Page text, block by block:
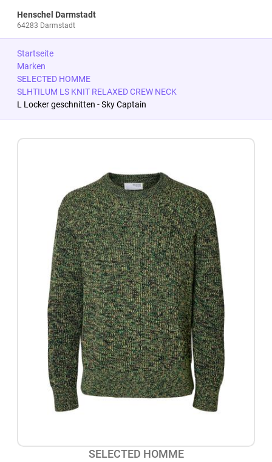
Henschel Darmstadt
64283 Darmstadt
Startseite
Marken
SELECTED HOMME
SLHTILUM LS KNIT RELAXED CREW NECK
L Locker geschnitten - Sky Captain
SELECTED HOMME